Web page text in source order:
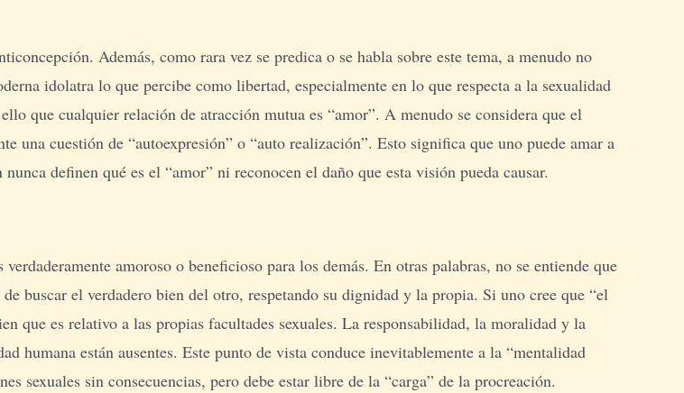
Además, como rara vez se predica o se habla sobre este tema, a menudo no
idolatra lo que percibe como libertad, especialmente en lo que respecta a la sexualidad
que cualquier relación de atracción mutua es “amor”. A menudo se considera que el
una cuestión de “autoexpresión” o “auto realización”. Esto significa que uno puede amar a
definen qué es el “amor” ni reconocen el daño que esta visión pueda causar.
amoroso o beneficioso para los demás. En otras palabras, no se entiende que
buscar el verdadero bien del otro, respetando su dignidad y la propia. Si uno cree que “el
que es relativo a las propias facultades sexuales. La responsabilidad, la moralidad y la
humana están ausentes. Este punto de vista conduce inevitablemente a la “mentalidad
sexuales sin consecuencias, pero debe estar libre de la “carga” de la procreación.